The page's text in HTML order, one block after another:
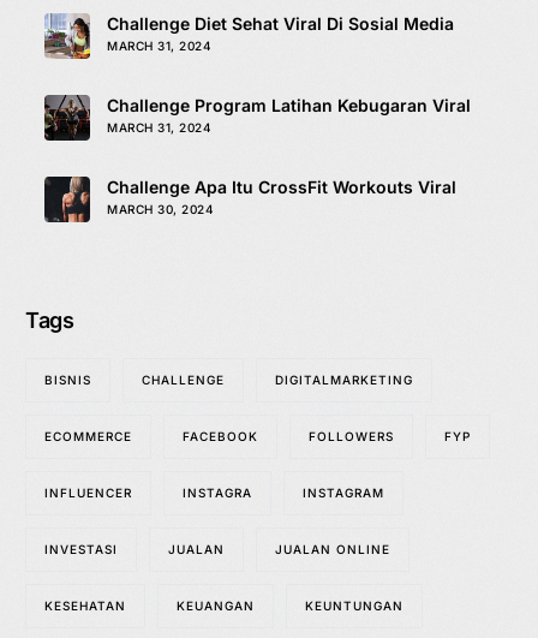
Challenge Diet Sehat Viral Di Sosial Media
MARCH 31, 2024
Challenge Program Latihan Kebugaran Viral
MARCH 31, 2024
Challenge Apa Itu CrossFit Workouts Viral
MARCH 30, 2024
Tags
BISNIS CHALLENGE DIGITALMARKETING
ECOMMERCE FACEBOOK FOLLOWERS FYP
INFLUENCER INSTAGRA INSTAGRAM
INVESTASI JUALAN JUALAN ONLINE
KESEHATAN KEUANGAN KEUNTUNGAN